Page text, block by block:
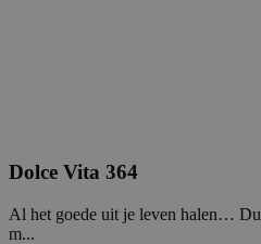
Dolce Vita 364
Al het goede uit je leven halen…
m...